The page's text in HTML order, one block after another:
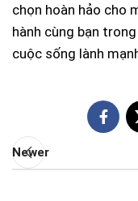
chọn hoàn hảo cho
hành cùng bạn
cuộc sống lành
Newer